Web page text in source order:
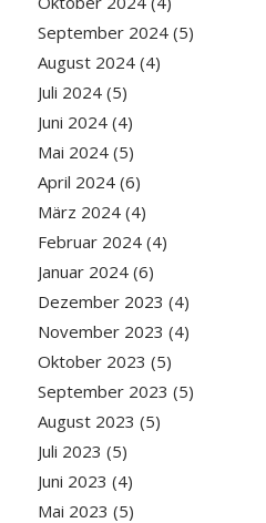
September 2024(5)
August 2024(4)
Juli 2024(5)
Juni 2024(4)
Mai 2024(5)
April 2024(6)
März 2024(4)
Februar 2024(4)
Januar 2024(6)
Dezember 2023 (4)
November 2023 (4)
Oktober 2023 (5)
September 2023 (5)
August 2023 (5)
Juli 2023 (5)
Juni 2023 (4)
Mai 2023 (5)